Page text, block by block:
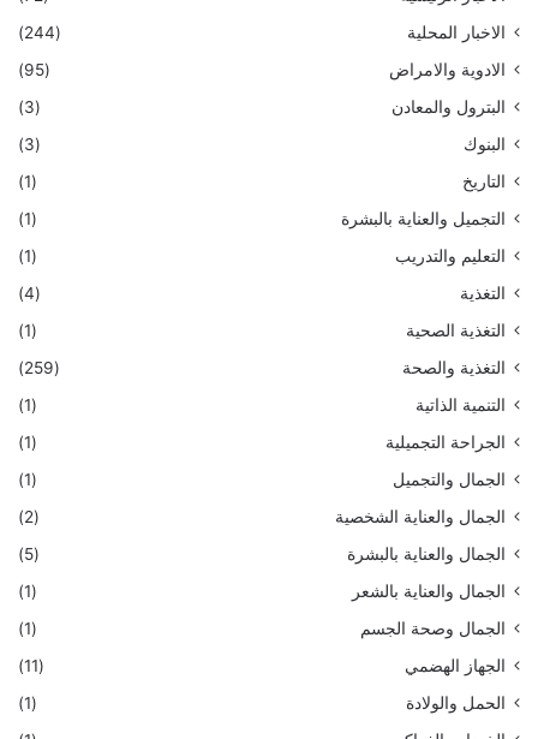
الاخبار المحلية
(244)
الادوية والامراض
(95)
البترول والمعادن
(3)
البنوك
(3)
التاريخ
(1)
التجميل والعناية بالبشرة
(1)
التعليم والتدريب
(1)
التغذية
(4)
التغذية الصحية
(1)
التغذية والصحة
(259)
التنمية الذاتية
(1)
الجراحة التجميلية
(1)
الجمال والتجميل
(1)
الجمال والعناية الشخصية
(2)
الجمال والعناية بالبشرة
(5)
الجمال والعناية بالشعر
(1)
الجمال وصحة الجسم
(1)
الجهاز الهضمي
(11)
الحمل والولادة
(1)